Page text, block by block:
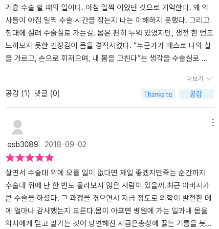
을 견디면서 무리하게 마술 쇼를 강행한 것이 화근이 되었다. 륄리와
후디니는 안일한 판단 때문에 자신의 생사를 결정하는 골든타임을 놓
쳐버렸다. 저자는 의학이 과거에는 질병을 극복하는 데 치중했다면
미래에는 개인 생활방식의 개선, 신체 기능 증진, 수명 연장 등으로 초
점을 옮기면서 의학의 역할도 변할 것으로 내다봤다. 그래도 륄리와
시적으로 몰아내면 영원한 안식을 찾을 수 있을 거로 생각해선 안 된
다. 급성 질병은 적절한 치료를 받으면 없앨 수 있지만, 만성적으로 지
속하는 질병에는 여전히 속수무책이다. 몸에 이상을 느끼면 병원을
찾는 대신 인터넷부터 뒤지는 사람이 적지 않다. 자신의 증세에 해당
하는 질병을 확인하려는 본능과도 같은 행동이다. 환자 스스로 진단
하고 처방까지 내리게 되면 문제는 심각해진다. 자신의 증세와 비슷
한 사람의 글을 읽고, 병원 진료를 받을지 여부를 결정해버린다. 심지
어 효과 없는 치료법을 믿고 아예 병원을 찾지 않은 경우도 있다. 따라
서 의사와 환자의 만남은 매우 중요하다. 건강하게 사는 것은 의사와
환자가 관계를 맺는 방식에 달린 일이다. 의사와 환자는 서로에게 신
뢰를 하고 질병이라는 적에 맞서 싸워야 한다.
을 시행했던 의사들의 수술 현장부터 특이한 병과 사인으로는 따라올
자 없었던 교황들의 연대기, 출산의 고통을 참지 못해 수술에 마취가
도입되는 결정적 계기를 만들어 낸 빅토리아 여왕과 대동맥류에 걸리
고도 예상보다 7년을 더 살아 ‘수술의 상대성’을 몸소 보여 준 아인슈
타인 등 보통의 역사서에서는 볼 수 없었던 순간들이 생생하게 펼쳐
들의 방식과도 동일하다. 즉 의사가 환자에게 생긴 문제를 찾는 것과
형사가 범인을 찾는 것에는 닮은 부분이 있다. 병의 원인을 가리는 것
은 곧 범죄의 동기를 찾는 것과 같고, 병이 어쩌다 생겼는지 찾는 과정
은 살인자의 범죄 순서를 추적하고 살인 무기를 어떻게 사용했는지
찾는 것과 비슷하다. 그리고 형사마다 자신만의 수사 방식이 있듯이
의사도 제각기 다른 방식으로 수수께끼를 풀어 간다. p.183각각의
유명 인물들에게 실제 벌어졌던 일화들은 그 내용 또한 매우 구체적
이고, 전문적인 상황을 모두 포함해서 묘사되어 있다. 예를 들자면 이
런 식이다. 이탈리아인 아나키스트에 의해 살해 당한 오스트리아의
엘리자베트 황후는 칼에 찔리고도 다시 일어나서 모자를 쓰고 가던
길을 계속 걸어갔다. 그리고 원래 일정대로 배에 오르기도 했다. 사후
부검 결과 칼은 폐를 지나 심장을 거의 전부 관통했고 그 결과 내출혈
령도 리 오스왈드도 알다시피 유명을 달리했다. 이 젊은 외과의사가
미숙해서라기 보다는 그만큼 치명적인 총상을 입은 환자를 수술로 살
려내기까지의 과정이 어렵고 하늘이 도와야함을 알 수 있다. 책 커버
얘기를 안 할 수가 없는게, 아는 사람은 아는 수술 도구들을 떡 배치하
다 보니, 수술방 들어가 본 사람들은 책을 집어 들게 되어 있다. 다
기흉 수술 할 때의 일이다. 아침 일찍 이었던 것으로 기억한다. 왜 의
사들이 아침 일찍 수술 시간을 잡는지 나는 이해하지 못했다. 그리고
침대에 실려 수술실로 가는길. 몸은 편히 누워 있었지만, 생전 한 번도
느껴보지 못한 긴장감이 몸을 경직시켰다. “누군가가 매스로 나의 살
을 가르고, 손으로 휘저으며, 내 몸을 고친다”는 생각을 수술실로 가
수술실 안으로 들어서는 순간 수 많은 사람들이 내 눈에 들어왔다. 본
격적인 수술의 시작이요, 두려움의 시작이었다. 그리고 구 순간 간호
사인지 혹은 의사인지 모를 사람이 영화나 드라마에서 많이 보던 호
흡기 같은 것으로 내 코와 입을 쌓았다. 나는 그곳에서 나를 진정시키
기 위한 산소가 나올 것이라 생각했다. 있는 힘껏 그곳에 있는 어떤 공
기를 흡입했다. “흐흡~~.” 순간 정신은 몽롱해졌고, 나는 잠에 들었
다. 그리고 깨어나보니 상당한 고통과 함께 내 옆구리에는 호스가 하
나 달려 있었다. 이게 내 수술에 대한 기억 전부다. 병원 그리고 의사.
병원이라는 공간과, 의사라는 사람은 두려움과 신뢰가 공존하는 곳이
다. 하지만 병원을 방문하는 대부분의 사람들은 의사와 만나 진찰을
받을 때 아주 짧은 순간의 두려움과 신뢰만을 느낄 뿐, 그것이 절정에
오르는 순간은 나처럼 잊어버린다(참고로 나는 산소인줄 알고 마취
더보기
공감 (1 ) 댓글 (0)
osb3089 2018-09-02
살면서 수술대 위에 오를 일이 없다면 제일 좋겠지만죽는 순간까지
수술대 위에 단 한 번도 올라보지 않은 사람이 있을까.최근 아버지가
큰 수술을 하셨다. 그 과정을 겪으면서 지금 정도로 의학이 발전한 데
에 얼마나 감사했는지 모른다.몸이 아프면 병원에 가는 일과내 몸을
의사에게 믿고 맡기는 것이 당연해진 지금은총상에 끓는 기름을 붓는